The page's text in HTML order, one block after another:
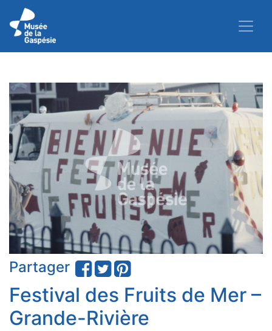
Partager
Festival des Fruits de Mer –
Grande-Rivière